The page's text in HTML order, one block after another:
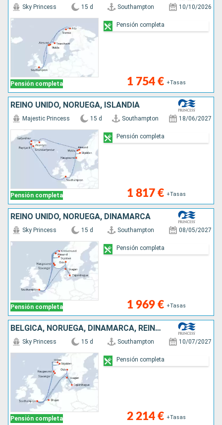
Pensión completa
Sky Princess 15 d Southampton 10/10/2026
1 754 € +Tasas
Pensión completa
REINO UNIDO, NORUEGA, ISLANDIA
Pensión completa
Majestic Princess 15 d Southampton 18/06/2027
1 817 € +Tasas
Pensión completa
REINO UNIDO, NORUEGA, DINAMARCA
Pensión completa
Sky Princess 15 d Southampton 08/05/2027
1 969 € +Tasas
Pensión completa
BÉLGICA, NORUEGA, DINAMARCA, REINO UNIDO
Pensión completa
Sky Princess 15 d Southampton 10/07/2027
2 214 € +Tasas
Pensión completa